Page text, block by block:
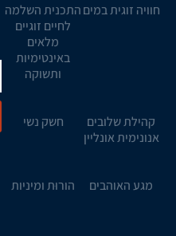
חוויה זוגית במיםהתכנית השלמה
לחיים זוגיים
מלאים
באינטימיות
ותשוקה
קהילת שלובים
אנונימית אונליין
חשק נשי
מגע האוהבים הורוּת ומיניות